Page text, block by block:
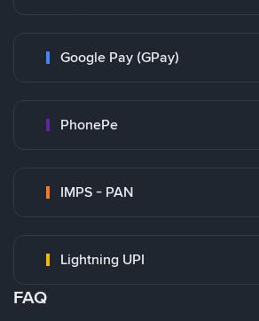
Google Pay (GPay)
PhonePe
IMPS - PAN
Lightning UPI
FAQ